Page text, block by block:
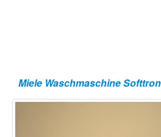
Miele Waschmaschine